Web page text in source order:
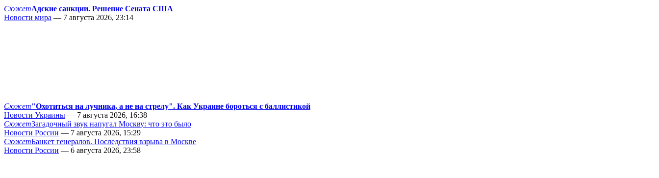
СюжетАдские санкции. Решение Сената США
Новости мира — 7 августа 2026, 23:14
Сюжет"Охотиться на лучника, а не на стрелу". Как Украине бороться с баллистикой
Новости Украины — 7 августа 2026, 16:38
СюжетЗагадочный звук напугал Москву: что это было
Новости России — 7 августа 2026, 15:29
СюжетБанкет генералов. Последствия взрыва в Москве
Новости России — 6 августа 2026, 23:58